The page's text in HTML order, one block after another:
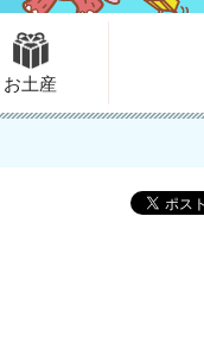
お土産